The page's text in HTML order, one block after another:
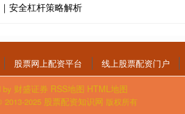
安全杠杆策略解析
股票网上配资平台 线上股票配资门户
by 财盛证券 RSS地图 HTML地图
2013-2025 股票配资知识网 版权所有